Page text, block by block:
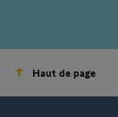
Haut de page